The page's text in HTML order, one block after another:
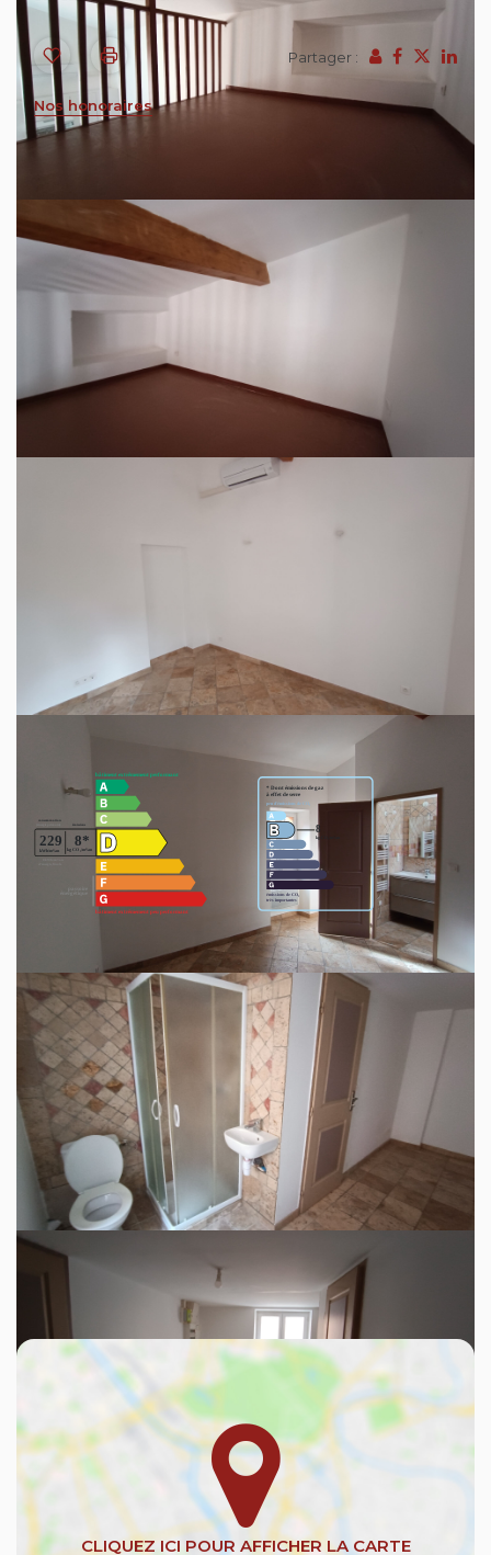
Partager :
Nos honoraires
(parkings, commerces et arrêt de bus) . Cette
maison de village est composée au rez-de-
chaussée d'une entrée desservant, un bureau, une
salle d'eau, une cave.
au 1er étage un coin séjour donnant sur cuisine
de coin nuit. une chambre avec une salle
d'eau/WC.
Charges : 20.00 euros (correspondant à la
provision de la taxe d'ordures ménagères).
Contact 04 94 37 31 31
Montant estimé des dépenses annuelles d'énergie
pour un usage standard entre 1220€ et 1690€.
indexées aux années 2021,2022 et 2023 (abonnement
compris).
Ce bien est soumis à un diagnostic ERP
(État des Risques et Pollutions). Pour en
savoir plus, rendez-vous sur
https://www.georisques.gouv.fr/
Découvrez votre futur quartier
Avec votre expert BAUBAUT Immobilier & Assurances